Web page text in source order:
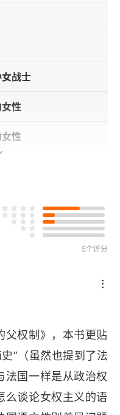
战士
性
性
权女斗士
5个评分
父权制》，本书更贴
”（虽然也提到了法
法国一样是从政治权
么谈论女权主义的语